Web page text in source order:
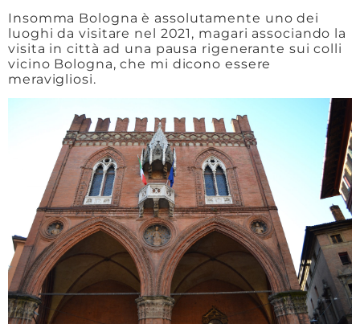
Insomma Bologna è assolutamente uno dei
luoghi da visitare nel 2021, magari associando la
visita in città ad una pausa rigenerante sui colli
vicino Bologna, che mi dicono essere
meravigliosi.